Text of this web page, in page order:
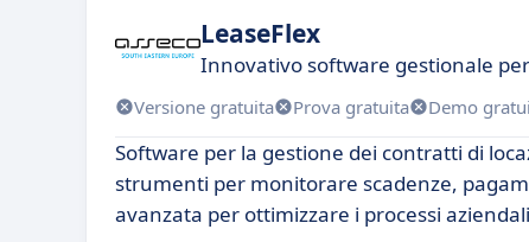
LeaseFlex
Innovativo software gestionale
Versione gratuita Prova gratuita Demo
Software per la gestione dei contratti di
strumenti per monitorare scadenze,
avanzata per ottimizzare i processi